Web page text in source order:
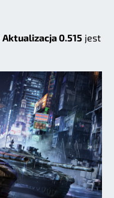
Aktualizacja 0.515 jest